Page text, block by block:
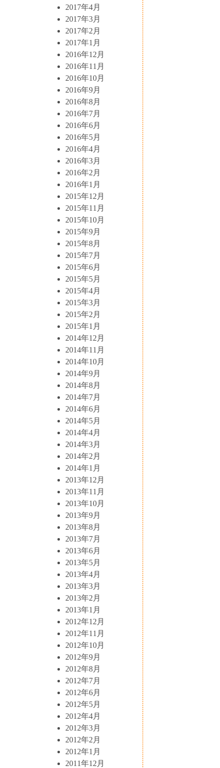
2017年4月
2017年3月
2017年2月
2017年1月
2016年12月
2016年11月
2016年10月
2016年9月
2016年8月
2016年7月
2016年6月
2016年5月
2016年4月
2016年3月
2016年2月
2016年1月
2015年12月
2015年11月
2015年10月
2015年9月
2015年8月
2015年7月
2015年6月
2015年5月
2015年4月
2015年3月
2015年2月
2015年1月
2014年12月
2014年11月
2014年10月
2014年9月
2014年8月
2014年7月
2014年6月
2014年5月
2014年4月
2014年3月
2014年2月
2014年1月
2013年12月
2013年11月
2013年10月
2013年9月
2013年8月
2013年7月
2013年6月
2013年5月
2013年4月
2013年3月
2013年2月
2013年1月
2012年12月
2012年11月
2012年10月
2012年9月
2012年8月
2012年7月
2012年6月
2012年5月
2012年4月
2012年3月
2012年2月
2012年1月
2011年12月